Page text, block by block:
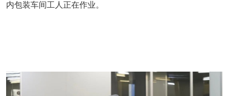
内包装车间工人正在作业。